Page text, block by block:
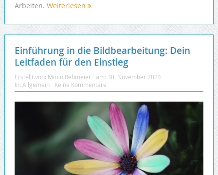
Arbeiten. Weiterlesen
Einführung in die Bildbearbeitung: Dein
Leitfaden für den Einstieg
Erstellt von: Mirco Rehmeier am: 30. November 2024
In: Allgemein Keine Kommentare